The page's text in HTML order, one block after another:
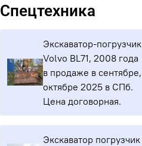
Спецтехника
Экскаватор-погрузчик
Volvo BL71, 2008 года
в продаже в сентябре,
октябре 2025 в СПб.
Цена договорная.
Экскаватор погрузчик